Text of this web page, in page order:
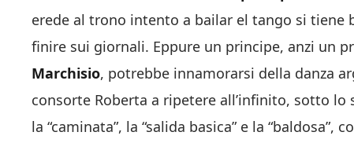
erede al trono intento a bailar el tango si
finire sui giornali. Eppure un principe, anzi un
Marchisio, potrebbe innamorarsi della danza
consorte Roberta a ripetere all’infinito, sotto
la “caminata”, la “salida basica” e la